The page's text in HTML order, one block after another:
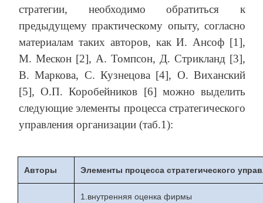
стратегии, необходимо обратиться к
предыдущему практическому опыту, согласно
материалам таких авторов, как И. Ансоф [1],
М. Мескон [2], А. Томпсон, Д. Стрикланд [3],
В. Маркова, С. Кузнецова [4], О. Виханский
[5], О.П. Коробейников [6] можно выделить
следующие элементы процесса стратегического
управления организации (таб.1):
Авторы Элементы процесса стратегического
1.внутренняя оценка фирмы